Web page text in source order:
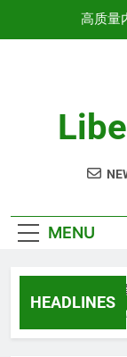
关键指标：
高质量
关键指标：
MENU
HEADLINES
都市人為什